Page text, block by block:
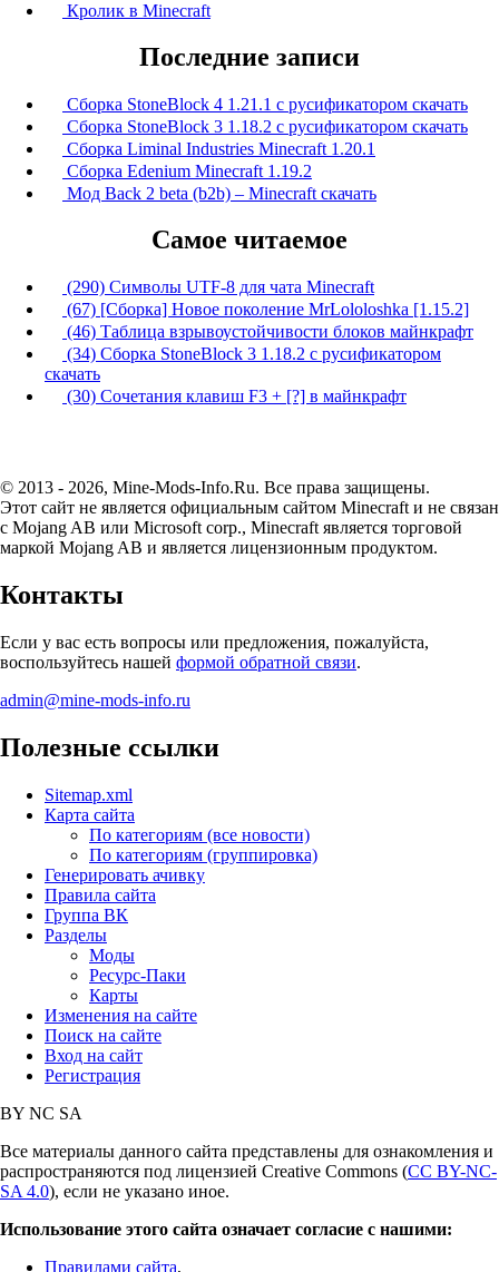
Кролик в Minecraft
Последние записи
Сборка StoneBlock 4 1.21.1 с русификатором скачать
Сборка StoneBlock 3 1.18.2 с русификатором скачать
Сборка Liminal Industries Minecraft 1.20.1
Сборка Edenium Minecraft 1.19.2
Мод Back 2 beta (b2b) – Minecraft скачать
Самое читаемое
(290) Символы UTF-8 для чата Minecraft
(67) [Сборка] Новое поколение MrLololoshka [1.15.2]
(46) Таблица взрывоустойчивости блоков майнкрафт
(34) Сборка StoneBlock 3 1.18.2 с русификатором
скачать
(30) Сочетания клавиш F3 + [?] в майнкрафт
© 2013 - 2026, Mine-Mods-Info.Ru. Все права защищены.
Этот сайт не является официальным сайтом Minecraft и не связан
с Mojang AB или Microsoft corp., Minecraft является торговой
маркой Mojang AB и является лицензионным продуктом.
Контакты
Если у вас есть вопросы или предложения, пожалуйста,
воспользуйтесь нашей формой обратной связи.
admin@mine-mods-info.ru
Полезные ссылки
Sitemap.xml
Карта сайта
По категориям (все новости)
По категориям (группировка)
Генерировать ачивку
Правила сайта
Группа ВК
Разделы
Моды
Ресурс-Паки
Карты
Изменения на сайте
Поиск на сайте
Вход на сайт
Регистрация
BY NC SA
Все материалы данного сайта представлены для ознакомления и
распространяются под лицензией Creative Commons (CC BY-NC-
SA 4.0), если не указано иное.
Использование этого сайта означает согласие с нашими:
Правилами сайта,